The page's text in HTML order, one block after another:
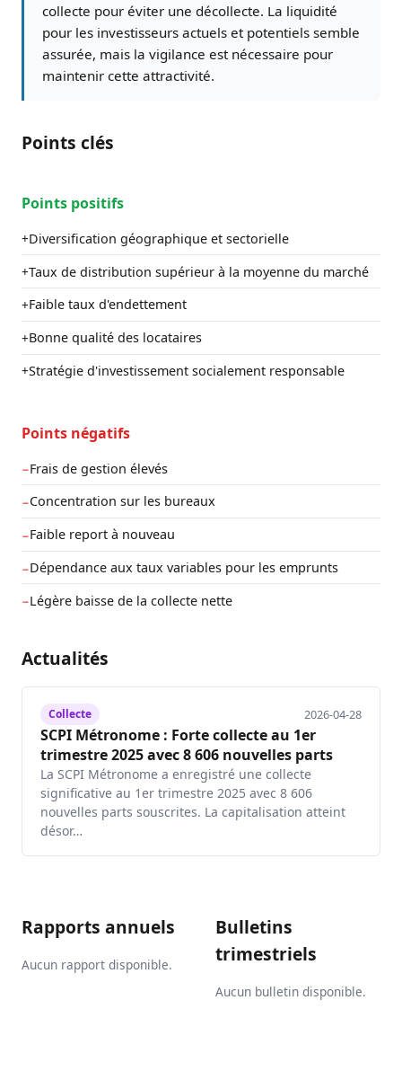
collecte pour éviter une décollecte. La liquidité
pour les investisseurs actuels et potentiels semble
assurée, mais la vigilance est nécessaire pour
maintenir cette attractivité.
Points clés
Points positifs
+Diversification géographique et sectorielle
+Taux de distribution supérieur à la moyenne du marché
+Faible taux d'endettement
+Bonne qualité des locataires
+Stratégie d'investissement socialement responsable
Points négatifs
−Frais de gestion élevés
−Concentration sur les bureaux
−Faible report à nouveau
−Dépendance aux taux variables pour les emprunts
−Légère baisse de la collecte nette
Actualités
Collecte 2026-04-28
SCPI Métronome : Forte collecte au 1er
trimestre 2025 avec 8 606 nouvelles parts
La SCPI Métronome a enregistré une collecte
significative au 1er trimestre 2025 avec 8 606
nouvelles parts souscrites. La capitalisation atteint
désor…
Rapports annuels
Aucun rapport disponible.
Bulletins
trimestriels
Aucun bulletin disponible.